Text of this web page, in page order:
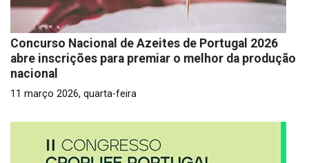
Concurso Nacional de Azeites de Portugal 2026
abre inscrições para premiar o melhor da produção
nacional
11 março 2026, quarta-feira